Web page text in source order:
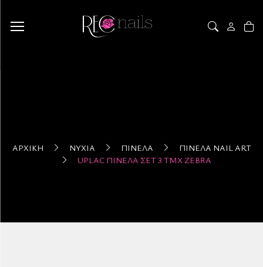
ΑΡΧΙΚΉ ΝΎΧΙΑ ΠΙΝΈΛΑ
ΠΙΝΈΛΑ NAIL ART
UPLAC ΠΙΝΈΛΑ ΣΈΤ 3 ΤΜΧ ZEBRA